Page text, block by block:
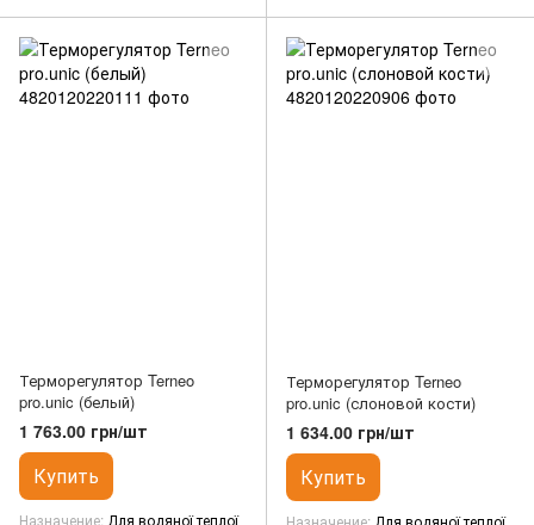
Терморегулятор Terneo
pro.unic (белый)
1 763.00 грн/шт
Купить
Назначение Для водяної теплої
Терморегулятор Terneo
pro.unic (слоновой кости)
1 634.00 грн/шт
Купить